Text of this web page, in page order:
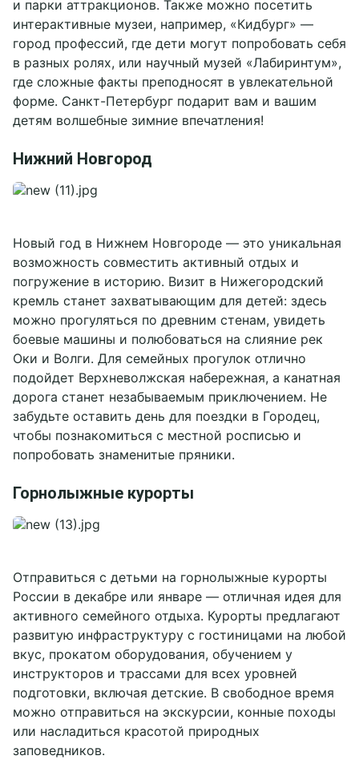
и парки аттракционов. Также можно посетить
интерактивные музеи, например, «Кидбург» —
город профессий, где дети могут попробовать себя
в разных ролях, или научный музей «Лабиринтум»,
где сложные факты преподносят в увлекательной
форме. Санкт-Петербург подарит вам и вашим
детям волшебные зимние впечатления!
Нижний Новгород
Новый год в Нижнем Новгороде — это уникальная
возможность совместить активный отдых и
погружение в историю. Визит в Нижегородский
кремль станет захватывающим для детей: здесь
можно прогуляться по древним стенам, увидеть
боевые машины и полюбоваться на слияние рек
Оки и Волги. Для семейных прогулок отлично
подойдет Верхневолжская набережная, а канатная
дорога станет незабываемым приключением. Не
забудьте оставить день для поездки в Городец,
чтобы познакомиться с местной росписью и
попробовать знаменитые пряники.
Горнолыжные курорты
Отправиться с детьми на горнолыжные курорты
России в декабре или январе — отличная идея для
активного семейного отдыха. Курорты предлагают
развитую инфраструктуру с гостиницами на любой
вкус, прокатом оборудования, обучением у
инструкторов и трассами для всех уровней
подготовки, включая детские. В свободное время
можно отправиться на экскурсии, конные походы
или насладиться красотой природных
заповедников.
Забронировать